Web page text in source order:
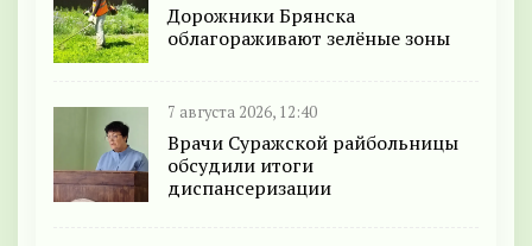
Дорожники Брянска
облагораживают зелёные зоны
7 августа 2026, 12:40
Врачи Суражской райбольницы
обсудили итоги
диспансеризации